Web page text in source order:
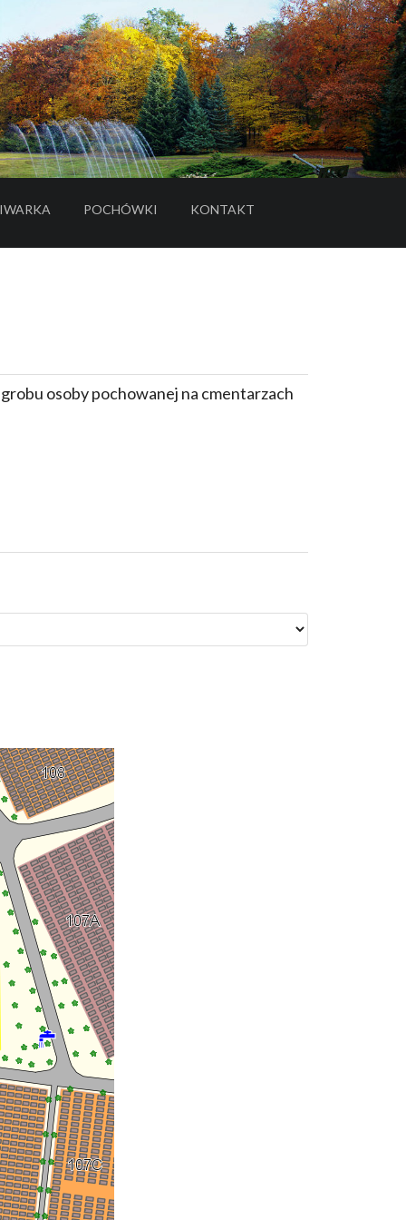
POCHÓWKI
- LINK DO SERWISU ZEWNĘTRZNEGO
KONTAKT
osoby pochowanej na cmentarzach